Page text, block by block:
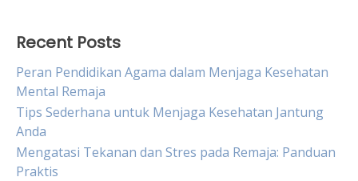
Recent Posts
Peran Pendidikan Agama dalam Menjaga Kesehatan
Mental Remaja
Tips Sederhana untuk Menjaga Kesehatan Jantung
Anda
Mengatasi Tekanan dan Stres pada Remaja: Panduan
Praktis